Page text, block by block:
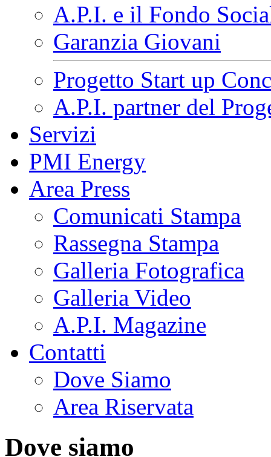
A.P.I. e il Fondo
Garanzia Giovani
Progetto Start up
A.P.I. partner del
Servizi
PMI Energy
Area Press
Comunicati Stampa
Rassegna Stampa
Galleria Fotografica
Galleria Video
A.P.I. Magazine
Contatti
Dove Siamo
Area Riservata
Dove siamo